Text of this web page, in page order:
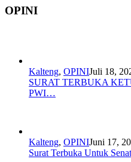
OPINI
Kalteng, OPINIJuli 18,
SURAT TERBUKA
PWI…
Kalteng, OPINIJuni 17,
Surat Terbuka Untuk